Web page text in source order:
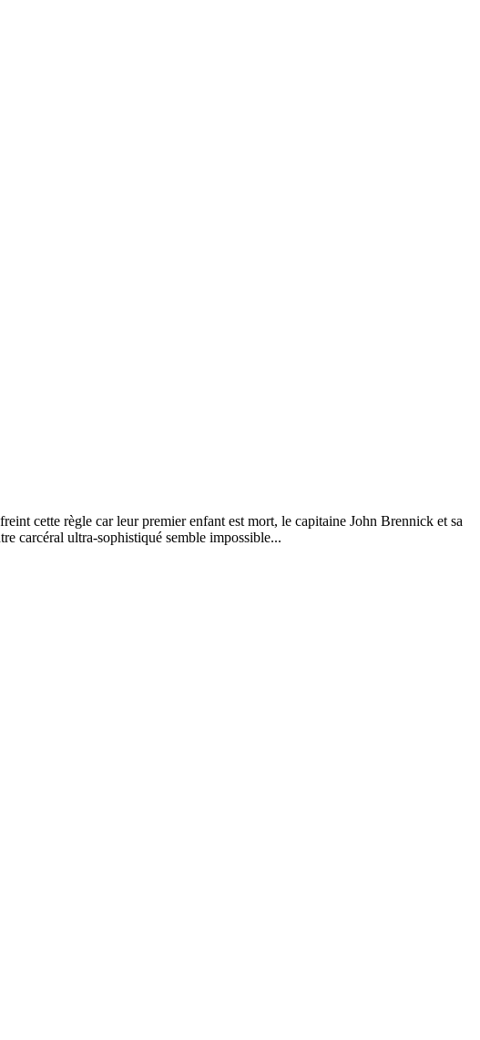
cette règle car leur premier enfant est mort, le capitaine John Brennick et sa
carcéral ultra-sophistiqué semble impossible...